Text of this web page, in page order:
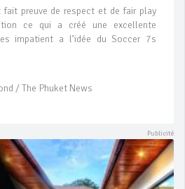
fait preuve de respect et de fair play
ce qui a créé une excellente
impatient a l’idée du Soccer 7s
/ The Phuket News